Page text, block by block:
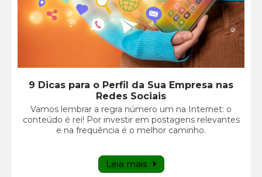
9 Dicas para o Perfil da Sua Empresa nas
Redes Sociais
Vamos lembrar a regra número um na Internet: o
conteúdo é rei! Por investir em postagens relevantes
e na frequência é o melhor caminho.
Leia mais